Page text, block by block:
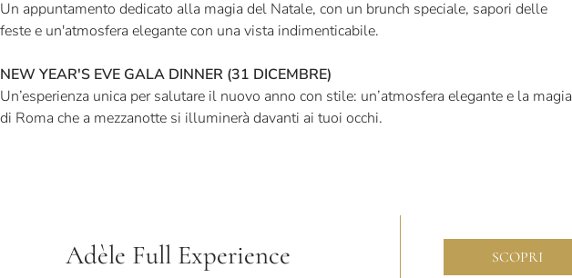
Un appuntamento dedicato alla magia del Natale, con un brunch speciale, sapori delle
feste e un'atmosfera elegante con una vista indimenticabile.
NEW YEAR'S EVE GALA DINNER (31 DICEMBRE)
Un’esperienza unica per salutare il nuovo anno con stile: un’atmosfera elegante e la magia
di Roma che a mezzanotte si illuminerà davanti ai tuoi occhi.
Adèle Full Experience SCOPRI